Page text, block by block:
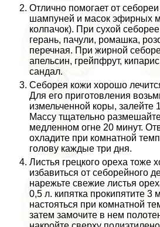
Отлично помогает от
шампуней и масок эфирных
колпачок). При сухой
герань, пачули, ромашка,
перечная. При жирной
апельсин, грейпфрут,
сандал.
Себорея кожи хорошо
Для его приготовления
измельченной коры, залейте
Массу тщательно
медленном огне 20 минут.
охладите при комнатной
голову каждые три дня.
Листья грецкого ореха тоже
избавиться от себорейного
нарежьте свежие листья
0,5 л. кипятка прокипятите
настояться при комнатной
затем замочите в нем